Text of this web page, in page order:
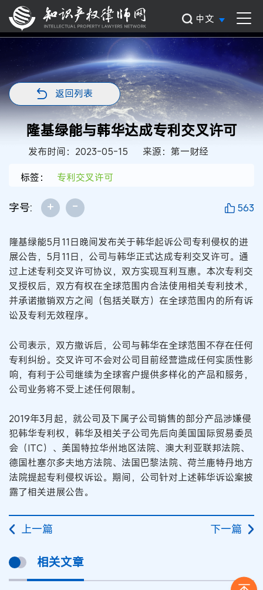
中文
返回列表
隆基绿能与韩华达成专利交叉许可
发布时间：2023-05-15
来源：第一财经
标签：
专利交叉许可
字号: + - 563
隆基绿能5月11日晚间发布关于韩华起诉公司专利侵权的进
展公告，5月11日，公司与韩华正式达成专利交叉许可。通
过上述专利交叉许可协议，双方实现互利互惠。本次专利交
叉授权后，双方有权在全球范围内合法使用相关专利技术，
并承诺撤销双方之间（包括关联方）在全球范围内的所有诉
讼及专利无效程序。
公司表示，双方撤诉后，公司与韩华在全球范围不存在任何
专利纠纷。交叉许可不会对公司目前经营造成任何实质性影
响，有利于公司继续为全球客户提供多样化的产品和服务，
公司业务将不受上述任何限制。
2019年3月起，就公司及下属子公司销售的部分产品涉嫌侵
犯韩华专利权，韩华及相关子公司先后向美国国际贸易委员
会（ITC）、美国特拉华州地区法院、澳大利亚联邦法院、
德国杜塞尔多夫地方法院、法国巴黎法院、荷兰鹿特丹地方
法院提起专利侵权诉讼。期间，公司针对上述韩华诉讼案披
露了相关进展公告。
上一篇 下一篇
相关文章